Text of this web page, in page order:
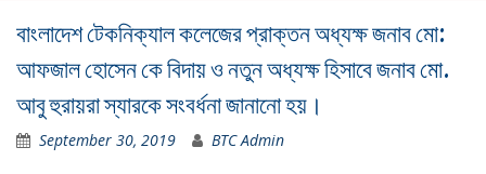
বাংলাদেশ টেকনিক্যাল কলেজের প্রাক্তন অধ্যক্ষ জনাব মো:
আফজাল হোসেন কে বিদায় ও নতুন অধ্যক্ষ হিসাবে জনাব মো.
আবু হুরায়রা স্যারকে সংবর্ধনা জানানো হয়।
September 30, 2019 BTC Admin